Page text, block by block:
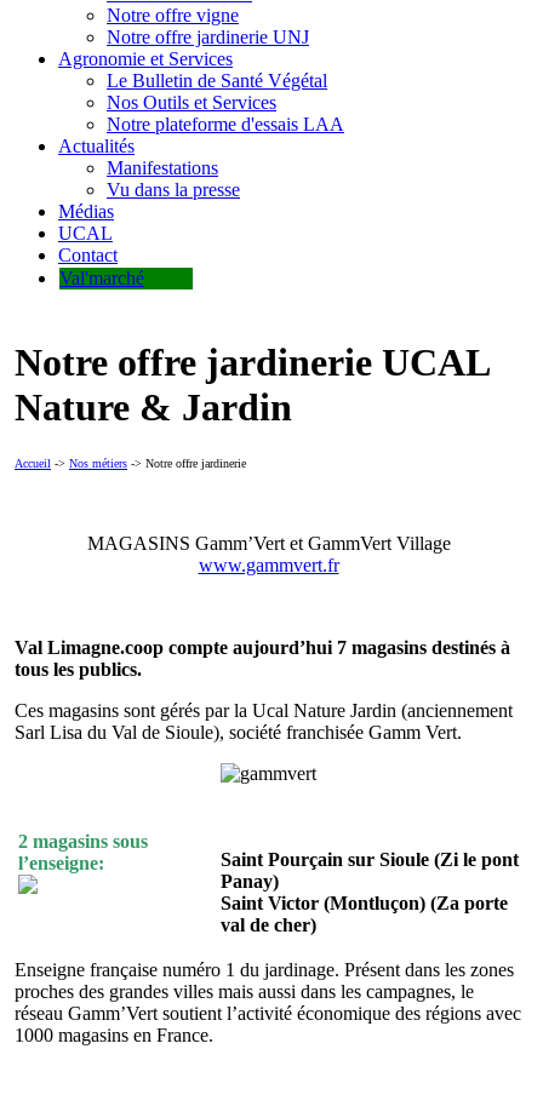
Notre offre vigne
Notre offre jardinerie UNJ
Agronomie et Services
Le Bulletin de Santé Végétal
Nos Outils et Services
Notre plateforme d'essais LAA
Actualités
Manifestations
Vu dans la presse
Médias
UCAL
Contact
Val'marché
Notre offre jardinerie UCAL
Nature & Jardin
Accueil -> Nos métiers -> Notre offre jardinerie
MAGASINS Gamm’Vert et GammVert Village
www.gammvert.fr
Val Limagne.coop compte aujourd’hui 7 magasins destinés à
tous les publics.
Ces magasins sont gérés par la Ucal Nature Jardin (anciennement
Sarl Lisa du Val de Sioule), société franchisée Gamm Vert.
2 magasins sous
l’enseigne:
Saint Pourçain sur Sioule (Zi le pont
Panay)
Saint Victor (Montluçon) (Za porte
val de cher)
Enseigne française numéro 1 du jardinage. Présent dans les zones
proches des grandes villes mais aussi dans les campagnes, le
réseau Gamm’Vert soutient l’activité économique des régions avec
1000 magasins en France.